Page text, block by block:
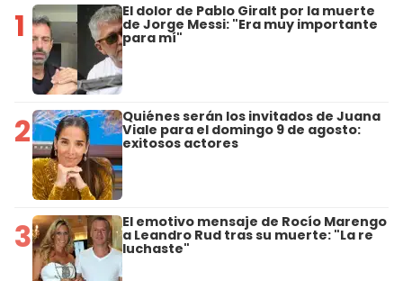
1 El dolor de Pablo Giralt por la muerte
de Jorge Messi: "Era muy importante
para mí"
2 Quiénes serán los invitados de Juana
Viale para el domingo 9 de agosto:
exitosos actores
3 El emotivo mensaje de Rocío Marengo
a Leandro Rud tras su muerte: "La re
luchaste"